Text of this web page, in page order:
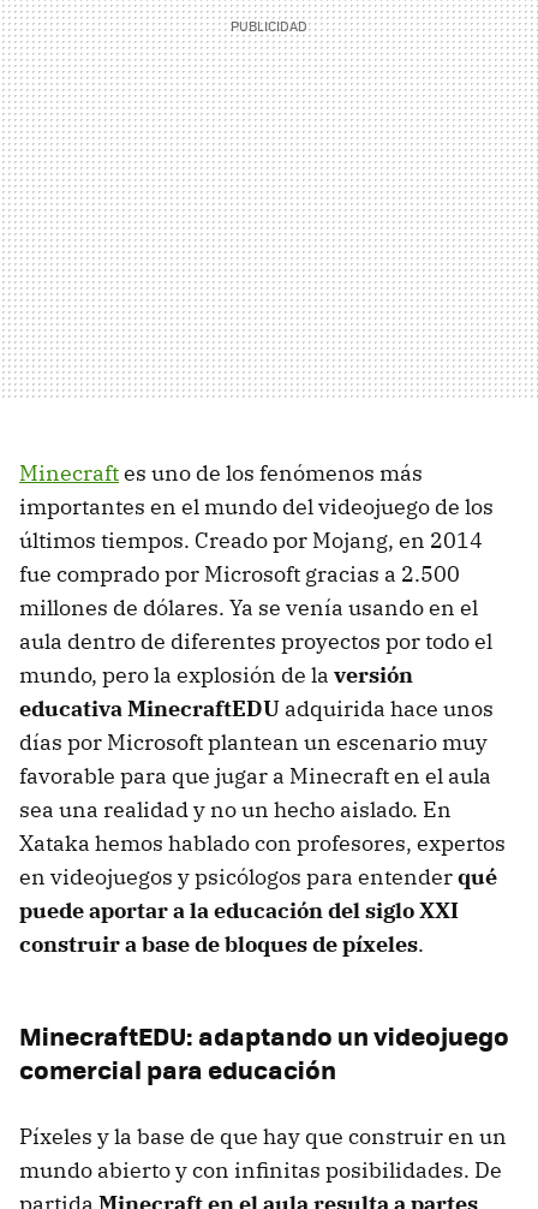
Minecraftes uno de los fenómenos más
importantes en el mundo del videojuego de los
últimos tiempos. Creado por Mojang, en 2014
fue comprado por Microsoft gracias a 2.500
millones de dólares. Ya se venía usando en el
aula dentro de diferentes proyectos por todo el
mundo, pero la explosión de la versión
educativa MinecraftEDU adquirida hace unos
días por Microsoft plantean un escenario muy
favorable para que jugar a Minecraft en el aula
sea una realidad y no un hecho aislado. En
Xataka hemos hablado con profesores, expertos
en videojuegos y psicólogos para entenderqué
puede aportar a la educación del siglo XXI
construir a base de bloques de píxeles.
MinecraftEDU: adaptando un videojuego
comercial para educación
Píxeles y la base de que hay que construir en un
mundo abierto y con infinitas posibilidades. De
partida Minecraft en el aula resulta a partes